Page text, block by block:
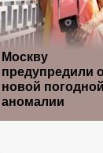
Москву
предупредили
новой погодной
аномалии